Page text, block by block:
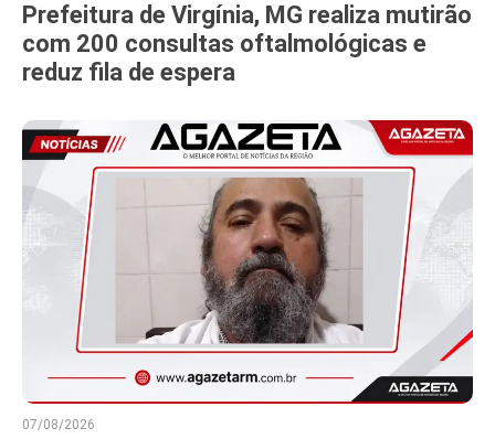
Prefeitura de Virgínia, MG realiza mutirão
com 200 consultas oftalmológicas e
reduz fila de espera
07/08/2026